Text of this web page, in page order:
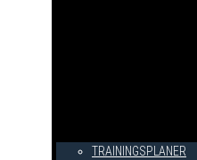
TRAININGSPLANER